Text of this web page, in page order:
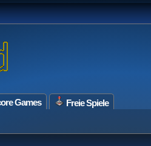
Games Freie Spiele